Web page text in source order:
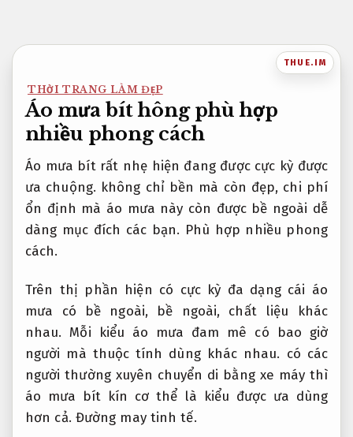
nội
THUE.IM
THỜI TRANG LÀM ĐẸP
Áo mưa bít hông phù hợp
nhiều phong cách
Áo mưa bít rất nhẹ hiện đang được cực kỳ được
ưa chuộng. không chỉ bền mà còn đẹp, chi phí
ổn định mà áo mưa này còn được bề ngoài dễ
dàng mục đích các bạn. Phù hợp nhiều phong
cách.
Trên thị phần hiện có cực kỳ đa dạng cái áo
mưa có bề ngoài, bề ngoài, chất liệu khác
nhau. Mỗi kiểu áo mưa đam mê có bao giờ
người mà thuộc tính dùng khác nhau. có các
người thường xuyên chuyển di bằng xe máy thì
áo mưa bít kín cơ thể là kiểu được ưa dùng
hơn cả. Đường may tinh tế.